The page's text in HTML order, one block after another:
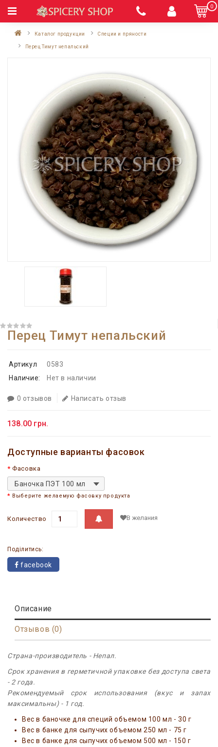
0
Каталог продукции Специи и пряности
Перец Тимут непальский
Перец Тимут непальский
Артикул
0583
Наличие:
Нет в наличии
0 отзывов Написать отзыв
138.00 грн.
Доступные варианты фасовок
Фасовка
Баночка ПЭТ 100 мл
Выберите желаемую фасовку продукта
Количество В желания
Поділитись:
facebook
Описание
Отзывов (0)
Страна-производитель - Непал.
Срок хранения в герметичной упаковке без доступа света
- 2 года.
Рекомендуемый срок использования (вкус и запах
максимальны) - 1 год.
Вес в баночке для специй объемом 100 мл - 30 г
Вес в банке для сыпучих объемом 250 мл - 75 г
Вес в банке для сыпучих объемом 500 мл - 150 г